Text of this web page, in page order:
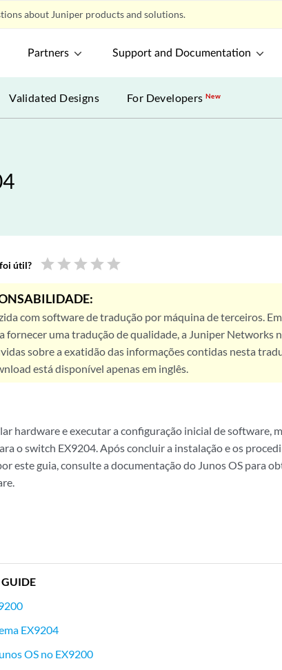
about Juniper products and solutions.
Partners Support and Documentation
Validated Designs For DevelopersNew
útil? star star star star star
com software de tradução por máquina de terceiros.
fornecer uma tradução de qualidade, a Juniper Networks
sobre a exatidão das informações contidas nesta
está disponível apenas em inglês.
hardware e executar a configuração inicial de software,
o switch EX9204. Após concluir a instalação e os
este guia, consulte a documentação do Junos OS para
EX9204
OS no EX9200